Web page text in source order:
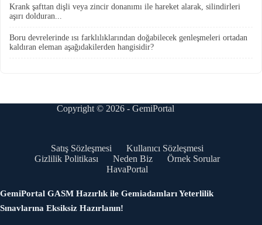
Krank şafttan dişli veya zincir donanımı ile hareket alarak, silindirleri
aşırı dolduran...
Boru devrelerinde ısı farklılıklarından doğabilecek genleşmeleri ortadan
kaldıran eleman aşağıdakilerden hangisidir?
Copyright © 2026 - GemiPortal
Satış Sözleşmesi
Kullanıcı Sözleşmesi
Gizlilik Politikası
Neden Biz
Örnek Sorular
HavaPortal
GemiPortal GASM Hazırlık ile Gemiadamları Yeterlilik
Sınavlarına Eksiksiz Hazırlanın!